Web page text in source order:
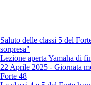
Saluto delle classi 5 del
sorpresa"
Lezione aperta Yamaha di
22 Aprile 2025 - Giornata
Forte 48